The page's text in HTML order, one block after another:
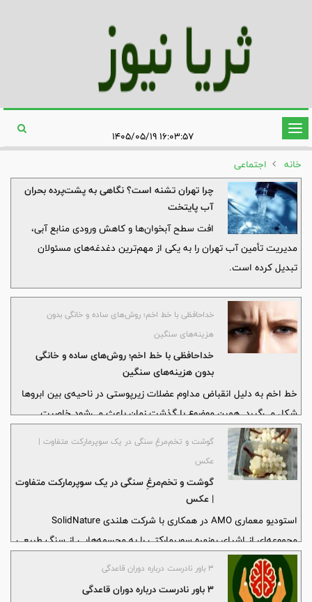
تغییر
وضعیت
ناوبری
خانه
اجتماعی
چرا تهران تشنه است؟ نگاهی به پشت‌پرده بحران
آب پایتخت
افت سطح آبخوان‌ها و کاهش ورودی منابع آبی،
مدیریت تأمین آب تهران را به یکی از مهم‌ترین دغدغه‌های مسئولان
تبدیل کرده است.
خداحافظی با خط اخم؛ روش‌های ساده و خانگی بدون
هزینه‌های سنگین
خداحافظی با خط اخم؛ روش‌های ساده و خانگی
بدون هزینه‌های سنگین
خط اخم به دلیل انقباض مداوم عضلات زیرپوستی در ناحیه‌ی بین ابروها
شکل می‌گیرد. همین موضوع با گذشت زمان باعث می‌شود خاصیت
کشسانی پوست در این ناحیه کاهش پیدا کند و شیارهای روی صورت
بیشتر به چشم بیایند.
گوشت و تخم‌مرغِ سنگی در یک سوپرمارکت متفاوت |
عکس
گوشت و تخم‌مرغِ سنگی در یک سوپرمارکت متفاوت
| عکس
استودیو معماری AMO در همکاری با شرکت هلندی SolidNature
مجموعه‌ای از اشیای روزمره سوپرمارکتی را به مجسمه‌هایی از سنگ طبیعی
تبدیل کرده است؛ از انگور گرفته تا موزهایی از سنگ اونیکس
۳ باور نادرست درباره دوران قاعدگی
۳ باور نادرست درباره دوران قاعدگی